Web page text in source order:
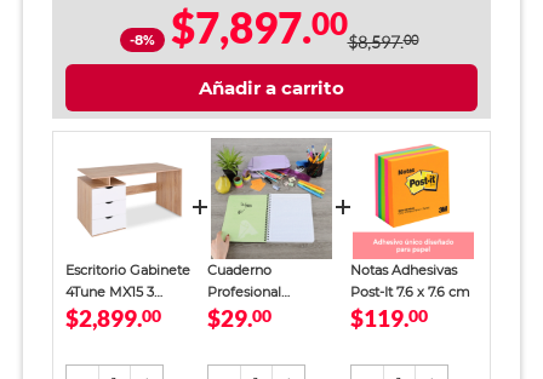
-8% $7,897.00$8,597.00
Añadir a carrito
Escritorio Gabinete
4Tune MX15 3
cajones MDF
Natural
$2,899.00
Cuaderno
Profesional
SkyBook Go Plus
$29.00
Notas Adhesivas
Post-It 7.6 x 7.6 cm
$119.00